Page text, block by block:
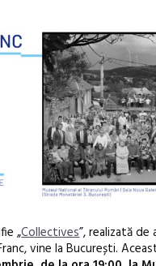
„Collectives”, realizată
vine la București.